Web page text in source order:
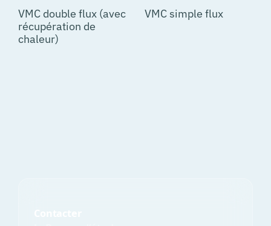
VMC double flux (avec
récupération de
chaleur)
VMC simple flux